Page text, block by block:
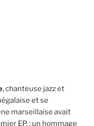
, chanteuse jazz et
et se
marseillaise avait
EP. : un hommage